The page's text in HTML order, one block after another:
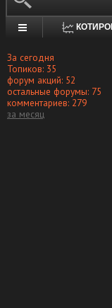
За сегодня
Топиков: 35
форум акций: 52
остальные форумы: 75
комментариев: 279
за месяц